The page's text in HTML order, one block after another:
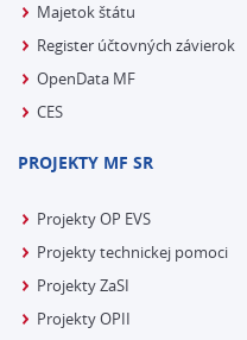
Majetok štátu
Register účtovných závierok
OpenData MF
CES
PROJEKTY MF SR
Projekty OP EVS
Projekty technickej pomoci
Projekty ZaSI
Projekty OPII